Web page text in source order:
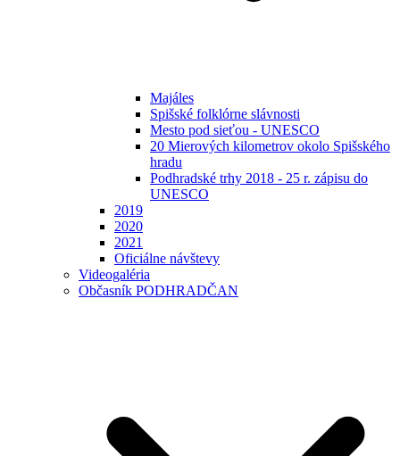
Majáles
Spišské folklórne slávnosti
Mesto pod sieťou - UNESCO
20 Mierových kilometrov okolo Spišského
hradu
Podhradské trhy 2018 - 25 r. zápisu do
UNESCO
2019
2020
2021
Oficiálne návštevy
Videogaléria
Občasník PODHRADČAN